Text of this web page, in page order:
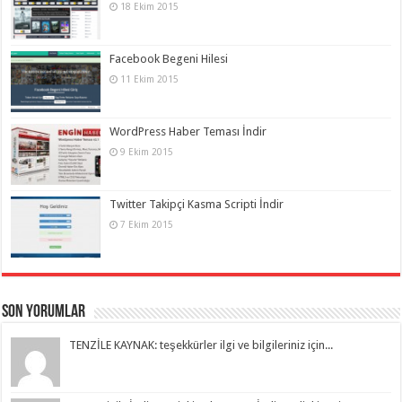
18 Ekim 2015
Facebook Begeni Hilesi
11 Ekim 2015
WordPress Haber Teması İndir
9 Ekim 2015
Twitter Takipçi Kasma Scripti İndir
7 Ekim 2015
Son Yorumlar
TENZİLE KAYNAK: teşekkürler ilgi ve bilgileriniz için...